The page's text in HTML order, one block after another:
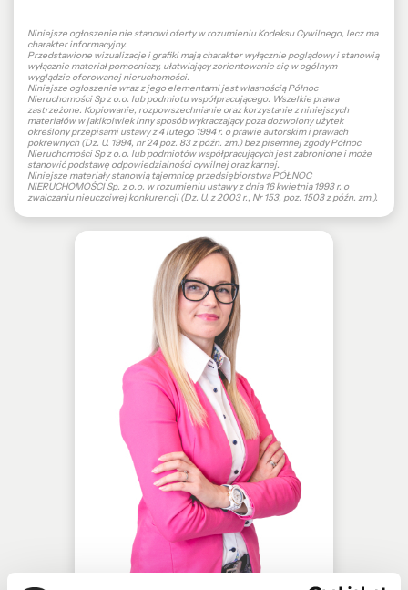
Niniejsze ogłoszenie nie stanowi oferty w rozumieniu Kodeksu Cywilnego, lecz ma
charakter informacyjny.
Przedstawione wizualizacje i grafiki mają charakter wyłącznie poglądowy i stanowią
wyłącznie materiał pomocniczy, ułatwiający zorientowanie się w ogólnym
wyglądzie oferowanej nieruchomości.
Niniejsze ogłoszenie wraz z jego elementami jest własnością Północ
Nieruchomości Sp z o.o. lub podmiotu współpracującego. Wszelkie prawa
zastrzeżone. Kopiowanie, rozpowszechnianie oraz korzystanie z niniejszych
materiałów w jakikolwiek inny sposób wykraczający poza dozwolony użytek
określony przepisami ustawy z 4 lutego 1994 r. o prawie autorskim i prawach
pokrewnych (Dz. U. 1994, nr 24 poz. 83 z późn. zm.) bez pisemnej zgody Północ
Nieruchomości Sp z o.o. lub podmiotów współpracujących jest zabronione i może
stanowić podstawę odpowiedzialności cywilnej oraz karnej.
Niniejsze materiały stanowią tajemnicę przedsiębiorstwa PÓŁNOC
NIERUCHOMOŚCI Sp. z o.o. w rozumieniu ustawy z dnia 16 kwietnia 1993 r. o
zwalczaniu nieuczciwej konkurencji (Dz. U. z 2003 r., Nr 153, poz. 1503 z późn. zm.).